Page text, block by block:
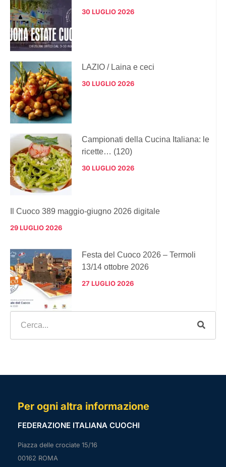
30 LUGLIO 2026
LAZIO / Laina e ceci
30 LUGLIO 2026
Campionati della Cucina Italiana: le
ricette… (120)
30 LUGLIO 2026
Il Cuoco 389 maggio-giugno 2026 digitale
29 LUGLIO 2026
Festa del Cuoco 2026 – Termoli
13/14 ottobre 2026
27 LUGLIO 2026
Per ogni altra informazione
FEDERAZIONE ITALIANA CUOCHI
Piazza delle crociate 15/16
00162 ROMA